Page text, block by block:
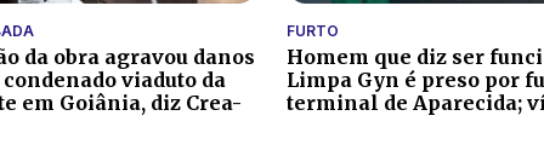
da obra agravou danos
viaduto da
em Goiânia, diz Crea-
FURTO
Homem que diz ser
Limpa Gyn é preso por
terminal de Aparecida;